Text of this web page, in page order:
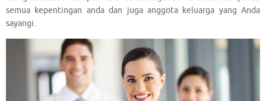
semua kepentingan anda dan juga anggota keluarga yang Anda
sayangi.